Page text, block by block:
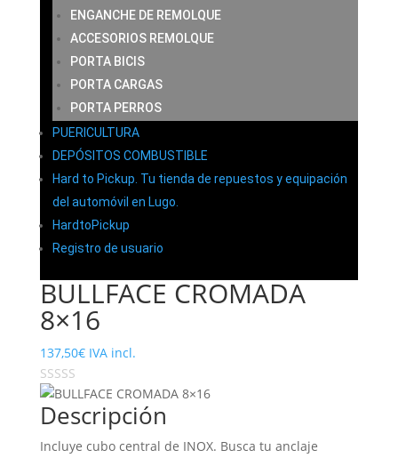
ENGANCHE DE REMOLQUE
ACCESORIOS REMOLQUE
PORTA BICIS
PORTA CARGAS
PORTA PERROS
PUERICULTURA
DEPÓSITOS COMBUSTIBLE
Hard to Pickup. Tu tienda de repuestos y equipación
del automóvil en Lugo.
HardtoPickup
Registro de usuario
BULLFACE CROMADA
8×16
137,50€ IVA incl.
Descripción
Incluye cubo central de INOX. Busca tu anclaje